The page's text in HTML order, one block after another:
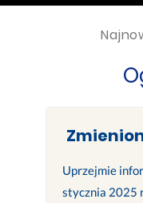
Uprzejmie
stycznia 2025